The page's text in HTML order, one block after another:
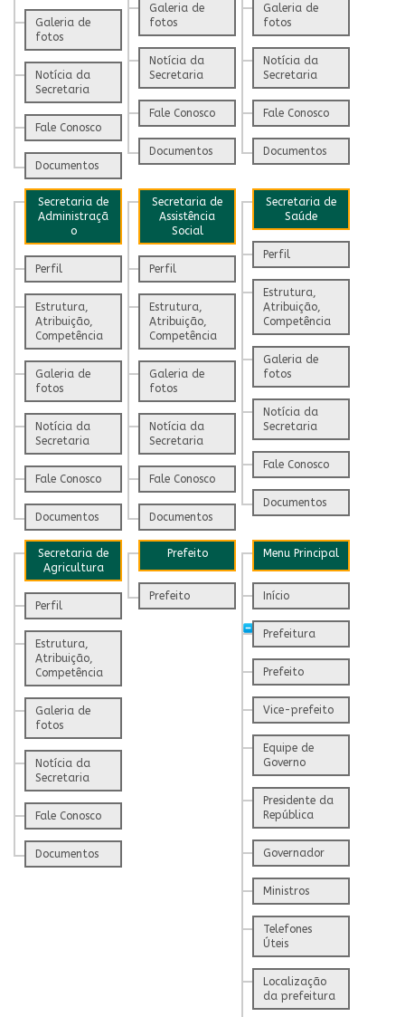
Galeria de
fotos
Notícia da
Secretaria
Fale Conosco
Documentos
Galeria de
fotos
Notícia da
Secretaria
Fale Conosco
Documentos
Galeria de
fotos
Notícia da
Secretaria
Fale Conosco
Documentos
Secretaria de
Administraçã
o
Perfil
Estrutura,
Atribuição,
Competência
Galeria de
fotos
Notícia da
Secretaria
Fale Conosco
Documentos
Secretaria de
Assistência
Social
Perfil
Estrutura,
Atribuição,
Competência
Galeria de
fotos
Notícia da
Secretaria
Fale Conosco
Documentos
Secretaria de
Saúde
Perfil
Estrutura,
Atribuição,
Competência
Galeria de
fotos
Notícia da
Secretaria
Fale Conosco
Documentos
Secretaria de
Agricultura
Perfil
Estrutura,
Atribuição,
Competência
Galeria de
fotos
Notícia da
Secretaria
Fale Conosco
Documentos
Prefeito
Prefeito
Menu Principal
Início
Prefeitura
Prefeito
Vice-prefeito
Equipe de
Governo
Presidente da
República
Governador
Ministros
Telefones
Úteis
Localização
da prefeitura